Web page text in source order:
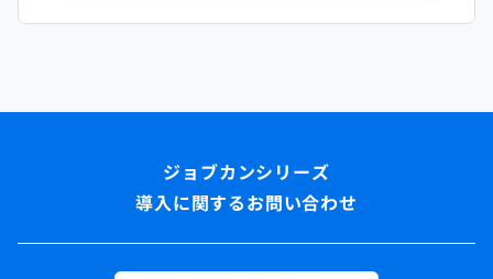
導入に関するお問い合わせ